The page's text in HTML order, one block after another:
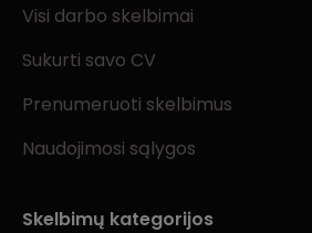
Visi darbo skelbimai
Sukurti savo CV
Prenumeruoti skelbimus
Naudojimosi sąlygos
Skelbimų kategorijos